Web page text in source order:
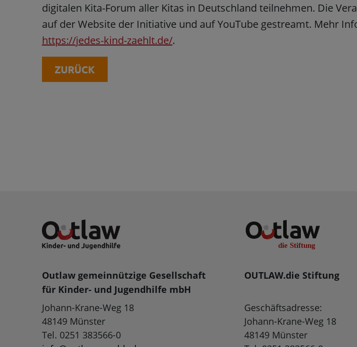
digitalen Kita-Forum aller Kitas in Deutschland teilnehmen. Die
auf der Website der Initiative und auf YouTube gestreamt. Mehr
https://jedes-kind-zaehlt.de/.
ZURÜCK
Outlaw gemeinnützige Gesellschaft
für Kinder- und Jugendhilfe mbH
Johann-Krane-Weg 18
48149 Münster
Tel. 0251 383566-0
OUTLAW.die Stiftung
Geschäftsadresse:
Johann-Krane-Weg 18
48149 Münster